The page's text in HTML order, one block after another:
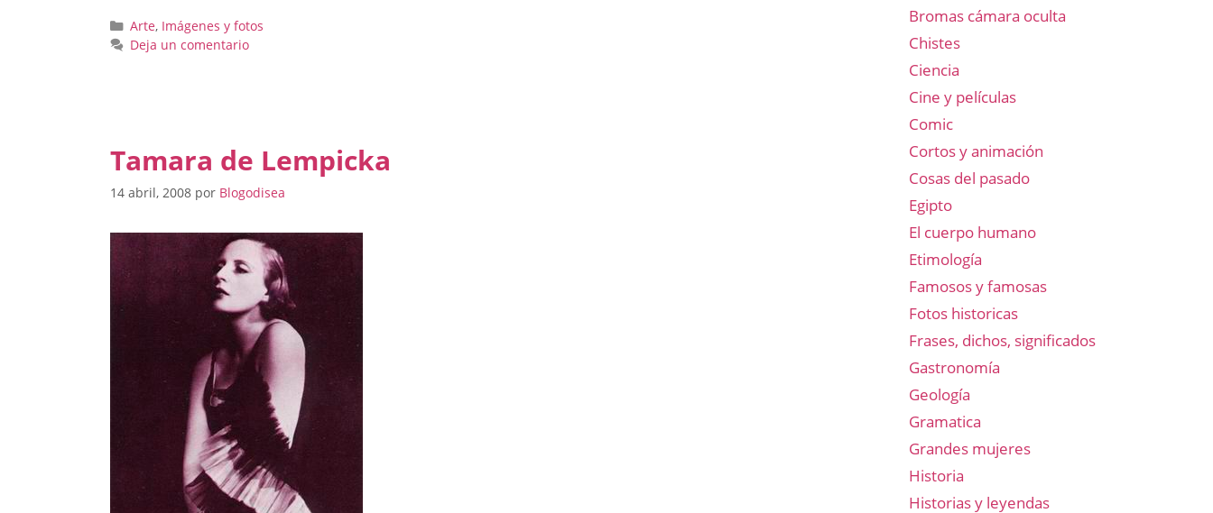
Categorías
Arte, Imágenes y fotos
Deja un comentario
Tamara de Lempicka
14 abril, 2008 por Blogodisea
Bromas cámara oculta
Chistes
Ciencia
Cine y películas
Comic
Cortos y animación
Cosas del pasado
Egipto
El cuerpo humano
Etimología
Famosos y famosas
Fotos historicas
Frases, dichos, significados
Gastronomía
Geología
Gramatica
Grandes mujeres
Historia
Historias y leyendas